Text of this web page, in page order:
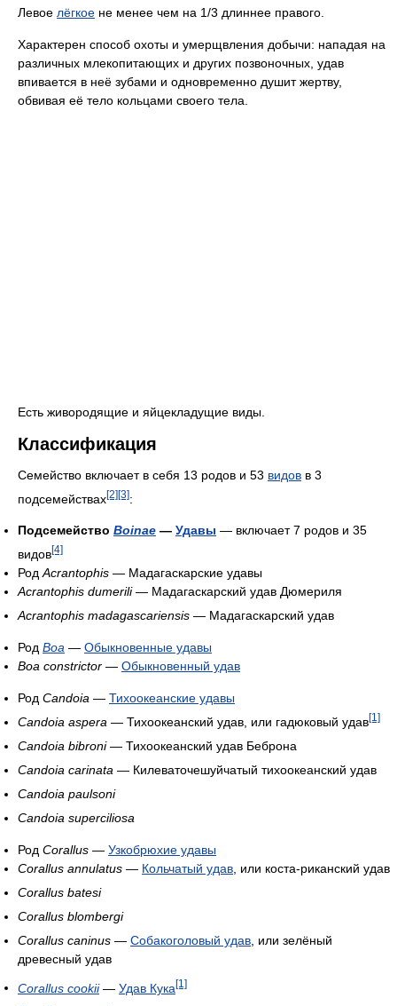
Левое лёгкое не менее чем на 1/3 длиннее правого.
Характерен способ охоты и умерщвления добычи: нападая на
различных млекопитающих и других позвоночных, удав
впивается в неё зубами и одновременно душит жертву,
обвивая её тело кольцами своего тела.
Есть живородящие и яйцекладущие виды.
Классификация
Семейство включает в себя 13 родов и 53 видов в 3
подсемействах[2][3]:
Подсемейство Boinae — Удавы — включает 7 родов и 35
видов[4]
Род Acrantophis — Мадагаскарские удавы
Acrantophis dumerili— Мадагаскарский удав Дюмериля
Acrantophis madagascariensis — Мадагаскарский удав
Род Boa — Обыкновенные удавы
Boa constrictor — Обыкновенный удав
Род Candoia — Тихоокеанские удавы
Candoia aspera — Тихоокеанский удав, или гадюковый удав[1]
Candoia bibroni— Тихоокеанский удав Беброна
Candoia carinata — Килеваточешуйчатый тихоокеанский удав
Candoia paulsoni
Candoia superciliosa
Род Corallus — Узкобрюхие удавы
Corallus annulatus — Кольчатый удав , или коста-риканский удав
Corallus batesi
Corallus blombergi
Corallus caninus — Собакоголовый удав , или зелёный
древесный удав
Corallus cookii— Удав Кука[1]